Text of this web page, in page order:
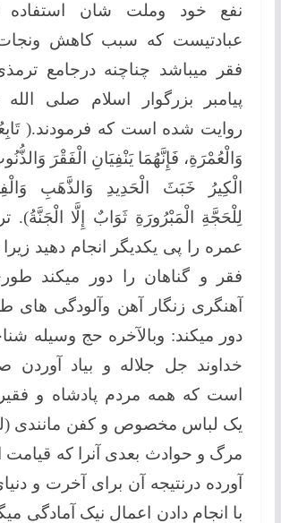
نفع خود وملت شان استفاده
عبادتیست که سبب کاهش
فقر میباشد چناچنه درجامع
پیامبر بزرگوار اسلام صلی
روایت شده است که فرمودند.(
وَالْعُمْرَةِ، فَإِنَّهُمَا يَنْفِيَانِ الْفَقْرَ
الْكِيرُ خَبَثَ الْحَدِيدِ وَالذَّهَبِ
لِلْحَجَّةِ الْمَبْرُورَةِ ثَوَابٌ إِلَّا
عمره را پی یکدیگر انجام دهید زیرا
فقر و گناهان را دور میکند
آهنگری زنگار آهن وآلودگی های
دور میکند: وبالآخره حج وسیله
خداوند جل جلاله و بياد آوردن
است که همه مردم پادشاه و
یک لباس مخصوص و کفن مانندی
مرگ و حوادث بعدی آنرا که
آورده درنتیجه آن برای آخرت و
با انجام دادن اعمال نیک آمادگی